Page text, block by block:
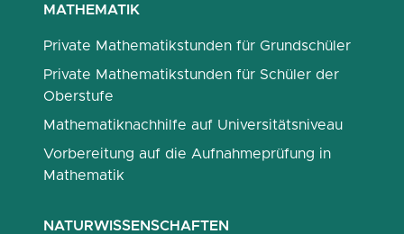
MATHEMATIK
Private Mathematikstunden für Grundschüler
Private Mathematikstunden für Schüler der
Oberstufe
Mathematiknachhilfe auf Universitätsniveau
Vorbereitung auf die Aufnahmeprüfung in
Mathematik
NATURWISSENSCHAFTEN